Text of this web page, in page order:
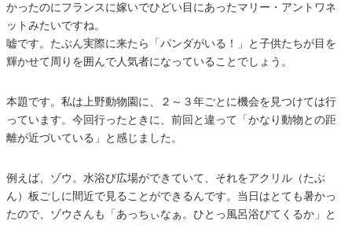
かったのにフランスに嫁いでひどい目にあったマリー・アントワネ
ットみたいですね。
嘘です。たぶん実際に来たら「パンダがいる！」と子供たちが目を
輝かせて周りを囲んで人気者になっていることでしょう。
本題です。私は上野動物園に、２～３年ごとに機会を見つけては行
っています。今回行ったときに、前回と違って「かなり動物との距
離が近づいている」と感じました。
例えば、ゾウ。水浴び広場ができていて、それをアクリル（たぶ
ん）板ごしに間近で見ることができるんです。当日はとても暑かっ
たので、ゾウさんも「あっちぃなぁ。ひとっ風呂浴びてくるか」と